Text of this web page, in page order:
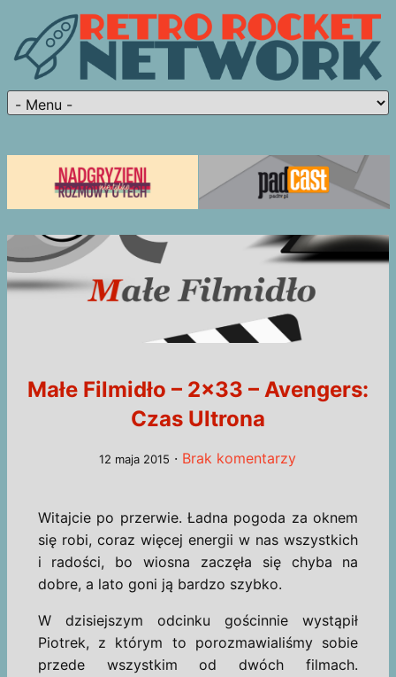
Małe Filmidło – 2×33 – Avengers:
Czas Ultrona
12 maja 2015 · Brak komentarzy
Witajcie po przerwie. Ładna pogoda za oknem
się robi, coraz więcej energii w nas wszystkich
i radości, bo wiosna zaczęła się chyba na
dobre, a lato goni ją bardzo szybko.
W dzisiejszym odcinku gościnnie wystąpił
Piotrek, z którym to porozmawialiśmy sobie
przede wszystkim od dwóch filmach.